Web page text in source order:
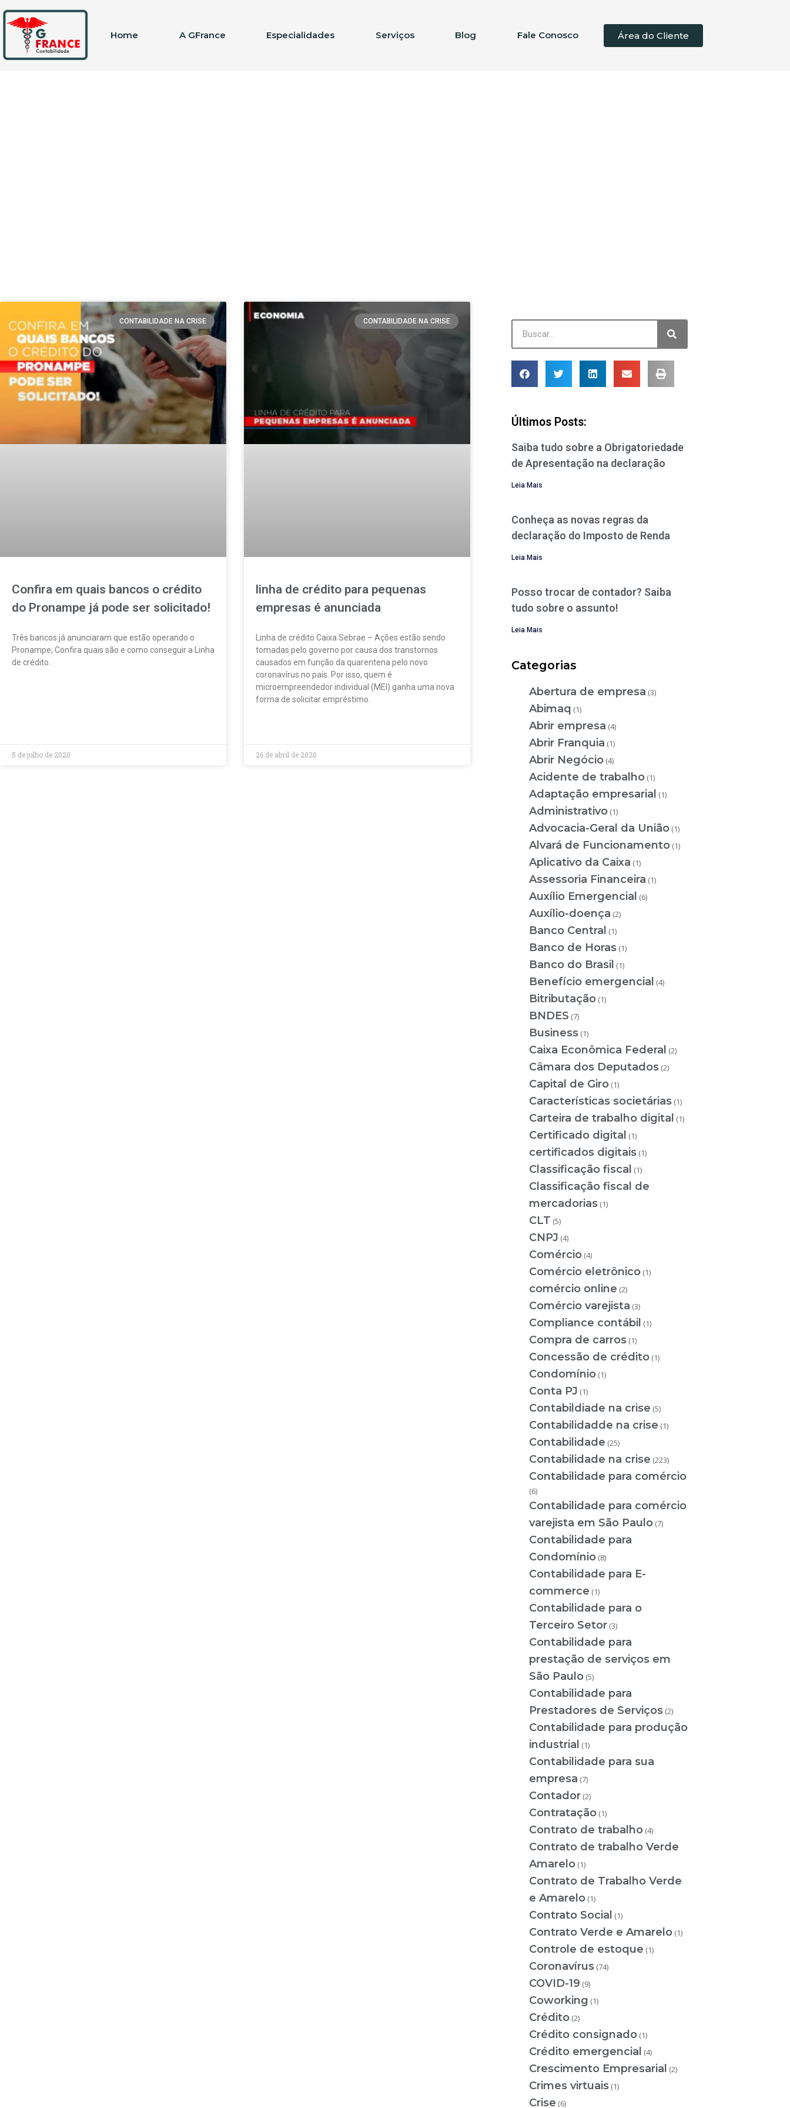
Home A GFrance Especialidades Serviços Blog Fale Conosco Área do Cliente
CONTABILIDADE NA CRISE
Confira em quais bancos o crédito
do Pronampe já pode ser solicitado!
Três bancos já anunciaram que estão operando o
Pronampe; Confira quais são e como conseguir a Linha
de crédito.
5 de julho de 2020
CONTABILIDADE NA CRISE
linha de crédito para pequenas
empresas é anunciada
Linha de crédito Caixa Sebrae – Ações estão sendo
tomadas pelo governo por causa dos transtornos
causados em função da quarentena pelo novo
coronavírus no país. Por isso, quem é
microempreendedor individual (MEI) ganha uma nova
forma de solicitar empréstimo.
26 de abril de 2020
Últimos Posts:
Saiba tudo sobre a Obrigatoriedade
de Apresentação na declaração
Leia Mais
Conheça as novas regras da
declaração do Imposto de Renda
Leia Mais
Posso trocar de contador? Saiba
tudo sobre o assunto!
Leia Mais
Categorias
Abertura de empresa (3)
Abimaq (1)
Abrir empresa (4)
Abrir Franquia (1)
Abrir Negócio (4)
Acidente de trabalho (1)
Adaptação empresarial (1)
Administrativo (1)
Advocacia-Geral da União (1)
Alvará de Funcionamento (1)
Aplicativo da Caixa (1)
Assessoria Financeira (1)
Auxílio Emergencial (6)
Auxílio-doença (2)
Banco Central (1)
Banco de Horas (1)
Banco do Brasil (1)
Benefício emergencial (4)
Bitributação (1)
BNDES (7)
Business (1)
Caixa Econômica Federal (2)
Câmara dos Deputados (2)
Capital de Giro (1)
Características societárias (1)
Carteira de trabalho digital (1)
Certificado digital (1)
certificados digitais (1)
Classificação fiscal (1)
Classificação fiscal de
mercadorias (1)
CLT (5)
CNPJ (4)
Comércio (4)
Comércio eletrônico (1)
comércio online (2)
Comércio varejista (3)
Compliance contábil (1)
Compra de carros (1)
Concessão de crédito (1)
Condomínio (1)
Conta PJ (1)
Contabildiade na crise (5)
Contabilidadde na crise (1)
Contabilidade (25)
Contabilidade na crise (223)
Contabilidade para comércio
(6)
Contabilidade para comércio
varejista em São Paulo (7)
Contabilidade para
Condomínio (8)
Contabilidade para E-
commerce (1)
Contabilidade para o
Terceiro Setor (3)
Contabilidade para
prestação de serviços em
São Paulo (5)
Contabilidade para
Prestadores de Serviços (2)
Contabilidade para produção
industrial (1)
Contabilidade para sua
empresa (7)
Contador (2)
Contratação (1)
Contrato de trabalho (4)
Contrato de trabalho Verde
Amarelo (1)
Contrato de Trabalho Verde
e Amarelo (1)
Contrato Social (1)
Contrato Verde e Amarelo (1)
Controle de estoque (1)
Coronavírus (74)
COVID-19 (9)
Coworking (1)
Crédito (2)
Crédito consignado (1)
Crédito emergencial (4)
Crescimento Empresarial (2)
Crimes virtuais (1)
Crise (6)